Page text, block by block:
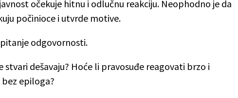
očekuje hitnu i odlučnu reakciju. Neophodno je da
počinioce i utvrde motive.
odgovornosti.
stvari dešavaju? Hoće li pravosuđe reagovati brzo i
epiloga?